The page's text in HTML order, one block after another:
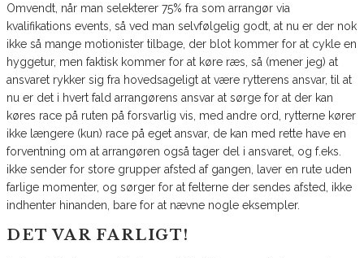
Omvendt, når man selekterer 75% fra som arrangør via
kvalifikations events, så ved man selvfølgelig godt, at nu er der nok
ikke så mange motionister tilbage, der blot kommer for at cykle en
hyggetur, men faktisk kommer for at køre ræs, så (mener jeg) at
ansvaret rykker sig fra hovedsageligt at være rytterens ansvar, til at
nu er det i hvert fald arrangørens ansvar at sørge for at der kan
køres race på ruten på forsvarlig vis, med andre ord, rytterne kører
ikke længere (kun) race på eget ansvar, de kan med rette have en
forventning om at arrangøren også tager del i ansvaret, og f.eks.
ikke sender for store grupper afsted af gangen, laver en rute uden
farlige momenter, og sørger for at felterne der sendes afsted, ikke
indhenter hinanden, bare for at nævne nogle eksempler.
DET VAR FARLIGT!